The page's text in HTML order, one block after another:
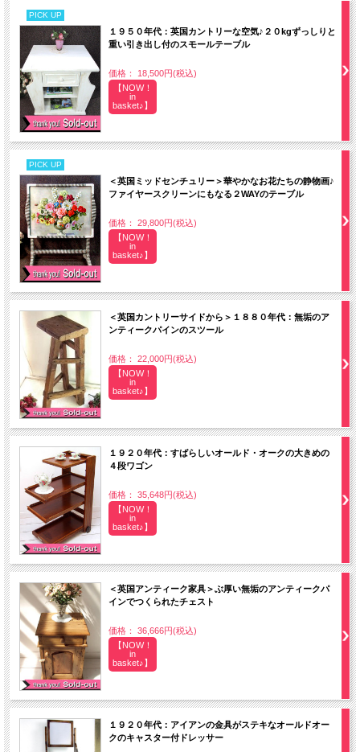
PICK UP
１９５０年代：英国カントリーな空気♪２０kgずっしりと
重い引き出し付のスモールテーブル
価格： 18,500円(税込)
【NOW！
in
basket♪】
PICK UP
＜英国ミッドセンチュリー＞華やかなお花たちの静物画♪
ファイヤースクリーンにもなる２WAYのテーブル
価格： 29,800円(税込)
【NOW！
in
basket♪】
＜英国カントリーサイドから＞１８８０年代：無垢のア
ンティークパインのスツール
価格： 22,000円(税込)
【NOW！
in
basket♪】
１９２０年代：すばらしいオールド・オークの大きめの
４段ワゴン
価格： 35,648円(税込)
【NOW！
in
basket♪】
＜英国アンティーク家具＞ぶ厚い無垢のアンティークパ
インでつくられたチェスト
価格： 36,666円(税込)
【NOW！
in
basket♪】
１９２０年代：アイアンの金具がステキなオールドオー
クのキャスター付ドレッサー